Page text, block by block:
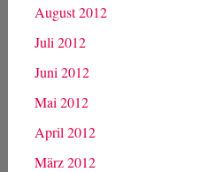
August 2012
Juli 2012
Juni 2012
Mai 2012
April 2012
März 2012